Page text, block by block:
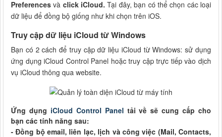
Preferences và click iCloud. Tại đây, bạn có thể chọn các loại
dữ liệu để đồng bộ giống như khi chọn trên iOS.
Truy cập dữ liệu iCloud từ Windows
Bạn có 2 cách để truy cập dữ liệu iCloud từ Windows: sử dụng
ứng dụng iCloud Control Panel hoặc truy cập trực tiếp vào dịch
vụ iCloud thông qua website.
Ứng dụng iCloud Control Panel tải về sẽ cung cấp cho
bạn các tính năng sau:
- Đồng bộ email, liên lạc, lịch và công việc (Mail, Contacts,